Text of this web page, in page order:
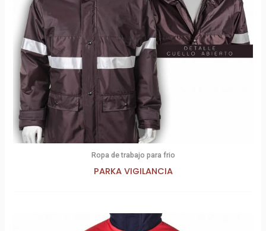
Ropa de trabajo para frio
PARKA VIGILANCIA